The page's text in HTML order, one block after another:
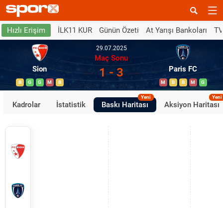
Hızlı Erişim İLK11 KUR Günün Özeti At Yarışı Bankoları
Sion
B G G M B
29.07.2025
Maç Sonu
1 - 3 Paris FC
M B B M G
Kadrolar İstatistik Baskı Haritası
Yeni
Aksiyon Haritası
Yeni